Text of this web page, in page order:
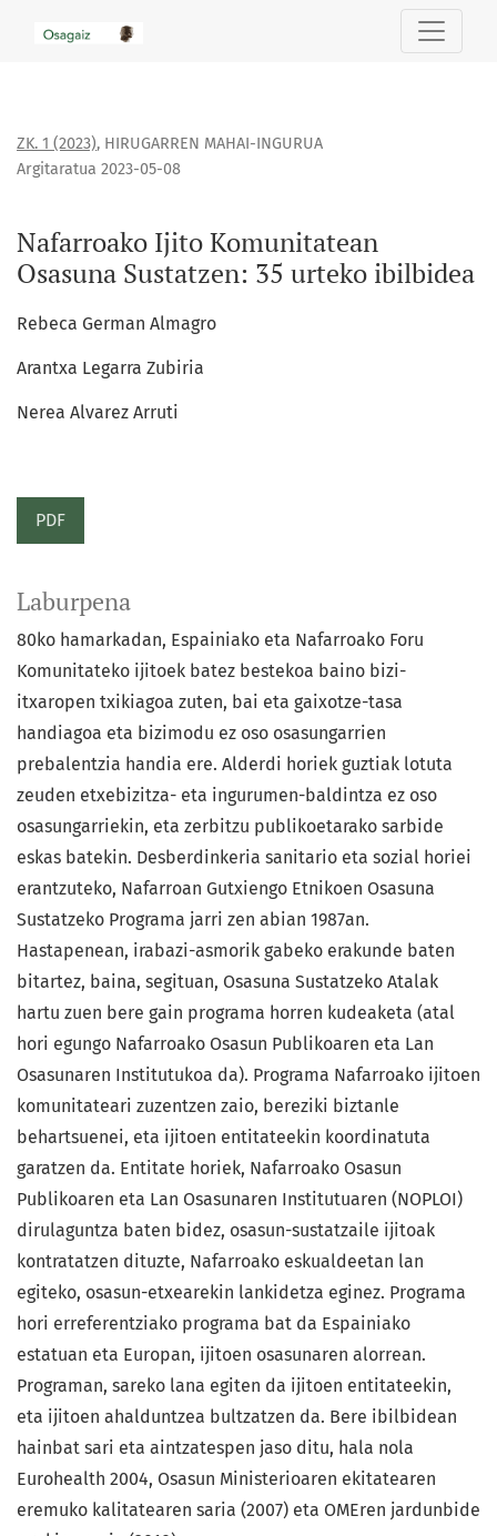
Nafarroako Ijito Komunitatean Osasuna Sustatzen: 35
ZK. 1 (2023), HIRUGARREN MAHAI-INGURUA
Nafarroako Ijito Komunitatean
Osasuna Sustatzen: 35 urteko ibilbidea
Argitaratua 2023-05-08
Rebeca German Almagro
Arantxa Legarra Zubiria
Nerea Alvarez Arruti
PDF
Laburpena
80ko hamarkadan, Espainiako eta Nafarroako Foru
Komunitateko ijitoek batez bestekoa baino bizi-
itxaropen txikiagoa zuten, bai eta gaixotze-tasa
handiagoa eta bizimodu ez oso osasungarrien
prebalentzia handia ere. Alderdi horiek guztiak lotuta
zeuden etxebizitza- eta ingurumen-baldintza ez oso
osasungarriekin, eta zerbitzu publikoetarako sarbide
eskas batekin. Desberdinkeria sanitario eta sozial horiei
erantzuteko, Nafarroan Gutxiengo Etnikoen Osasuna
Sustatzeko Programa jarri zen abian 1987an.
Hastapenean, irabazi-asmorik gabeko erakunde baten
bitartez, baina, segituan, Osasuna Sustatzeko Atalak
hartu zuen bere gain programa horren kudeaketa (atal
hori egungo Nafarroako Osasun Publikoaren eta Lan
Osasunaren Institutukoa da). Programa Nafarroako ijitoen
komunitateari zuzentzen zaio, bereziki biztanle
behartsuenei, eta ijitoen entitateekin koordinatuta
garatzen da. Entitate horiek, Nafarroako Osasun
Publikoaren eta Lan Osasunaren Institutuaren (NOPLOI)
dirulaguntza baten bidez, osasun-sustatzaile ijitoak
kontratatzen dituzte, Nafarroako eskualdeetan lan
egiteko, osasun-etxearekin lankidetza eginez. Programa
hori erreferentziako programa bat da Espainiako
estatuan eta Europan, ijitoen osasunaren alorrean.
Programan, sareko lana egiten da ijitoen entitateekin,
eta ijitoen ahalduntzea bultzatzen da. Bere ibilbidean
hainbat sari eta aintzatespen jaso ditu, hala nola
Eurohealth 2004, Osasun Ministerioaren ekitatearen
eremuko kalitatearen saria (2007) eta OMEren jardunbide